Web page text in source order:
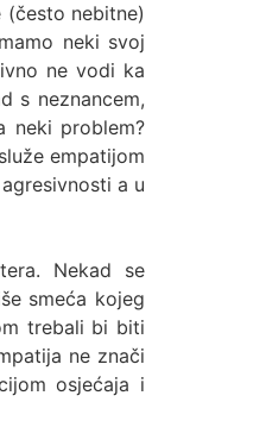
nebitne)
neki svoj
ne vodi ka
s neznancem,
neki problem?
empatijom
a u
Nekad se
smeća kojeg
trebali bi biti
ne znači
osjećaja i